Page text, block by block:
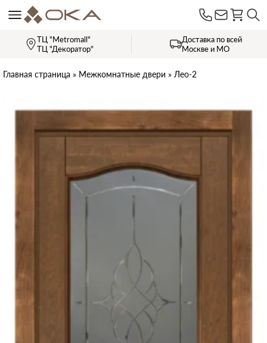
ТЦ "Metromall"
ТЦ "Декоратор"
Доставка по всей
Москве и МО
Главная страница » Межкомнатные двери » Лео-2